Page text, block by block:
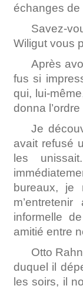
échanges
Savez-
Wiligut vous
Après
fus si
qui, lui-
donna
Je
avait refusé
les
bureaux, je
informelle
amitié entre
Otto
duquel il
les soirs, il